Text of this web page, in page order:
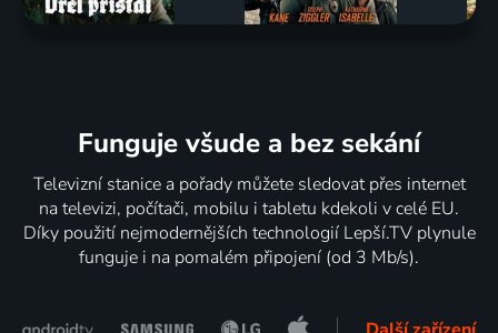
Funguje všude a bez sekání
Televizní stanice a pořady můžete sledovat přes internet
na televizi, počítači, mobilu i tabletu kdekoli v celé EU.
Díky použití nejmodernějších technologií Lepší.TV plynule
funguje i na pomalém připojení (od 3 Mb/s).